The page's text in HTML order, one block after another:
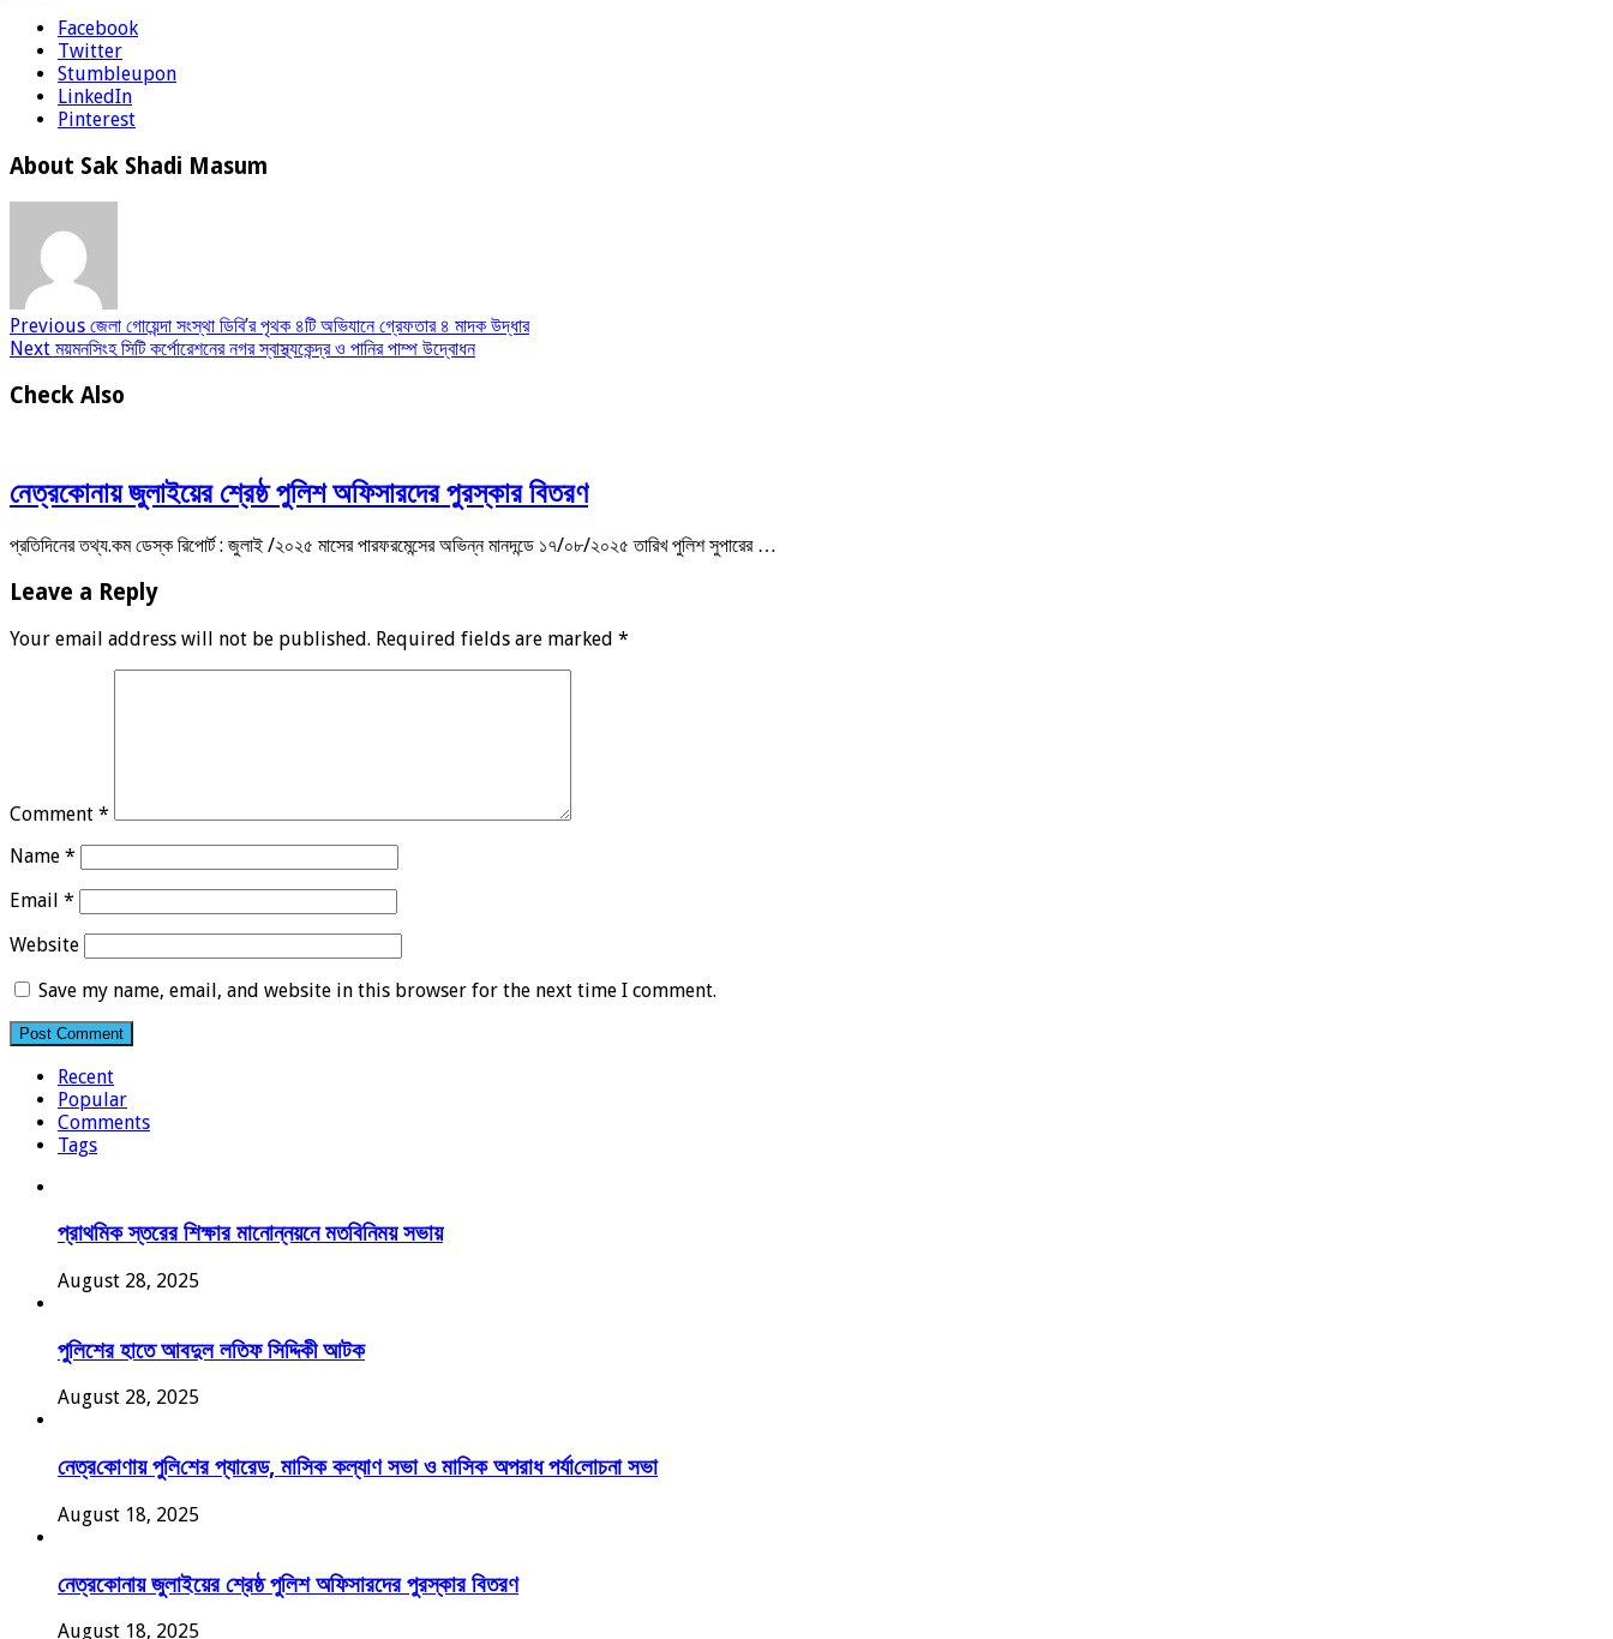
Facebook
Twitter
Stumbleupon
LinkedIn
Pinterest
About Sak Shadi Masum
Previous জেলা গোয়েন্দা সংস্থা ডিবি’র পৃথক ৪টি অভিযানে গ্রেফতার ৪ মাদক উদ্ধার
Next ময়মনসিংহ সিটি কর্পোরেশনের নগর স্বাস্থ্যকেন্দ্র ও পানির পাম্প উদ্বোধন
Check Also
নেত্রকোনায় জুলাইয়ের শ্রেষ্ঠ পুলিশ অফিসারদের পুরস্কার বিতরণ
প্রতিদিনের তথ্য.কম ডেস্ক রিপোর্ট : জুলাই /২০২৫ মাসের পারফরমেন্সের অভিন্ন মানদন্ডে ১৭/০৮/২০২৫ তারিখ পুলিশ সুপারের …
Leave a Reply
Your email address will not be published. Required fields are marked *
Comment *
Name *
Email *
Website
Save my name, email, and website in this browser for the next time I comment.
Recent
Popular
Comments
Tags
প্রাথমিক স্তরের শিক্ষার মানোন্নয়নে মতবিনিময় সভায়
August 28, 2025
পুলিশের হাতে আবদুল লতিফ সিদ্দিকী আটক
August 28, 2025
নেত্র‌কোণায় পু‌লি‌শের প্যারেড, মাসিক কল্যাণ সভা ও মাসিক অপরাধ পর্যা‌লোচনা সভা
August 18, 2025
নেত্রকোনায় জুলাইয়ের শ্রেষ্ঠ পুলিশ অফিসারদের পুরস্কার বিতরণ
August 18, 2025